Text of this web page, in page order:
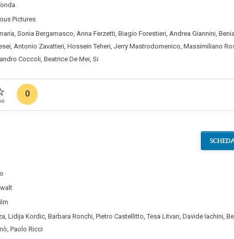
Pictures
, Sonia Bergamasco, Anna Ferzetti, Biagio Forestieri, Andrea Giannini,
, Antonio Zavatteri, Hossein Teheri, Jerry Mastrodomenico, Massimiliano
Coccoli, Beatrice De Mei, Si
0
Lidija Kordic, Barbara Ronchi, Pietro Castellitto ,Tesa Litvan Davide Iachini,
Paolo Ricci